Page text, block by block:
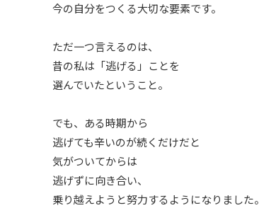
今の自分をつくる大切な要素です。
ただ一つ言えるのは、
昔の私は「逃げる」ことを
選んでいたということ。
でも、ある時期から
逃げても辛いのが続くだけだと
気がついてからは
逃げずに向き合い、
乗り越えようと努力するようになりました。